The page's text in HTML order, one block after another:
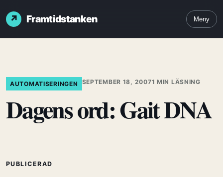
Framtidstanken Meny
AUTOMATISERINGEN SEPTEMBER 18, 20071 MIN LÄSNING
Dagens ord: Gait DNA
PUBLICERAD